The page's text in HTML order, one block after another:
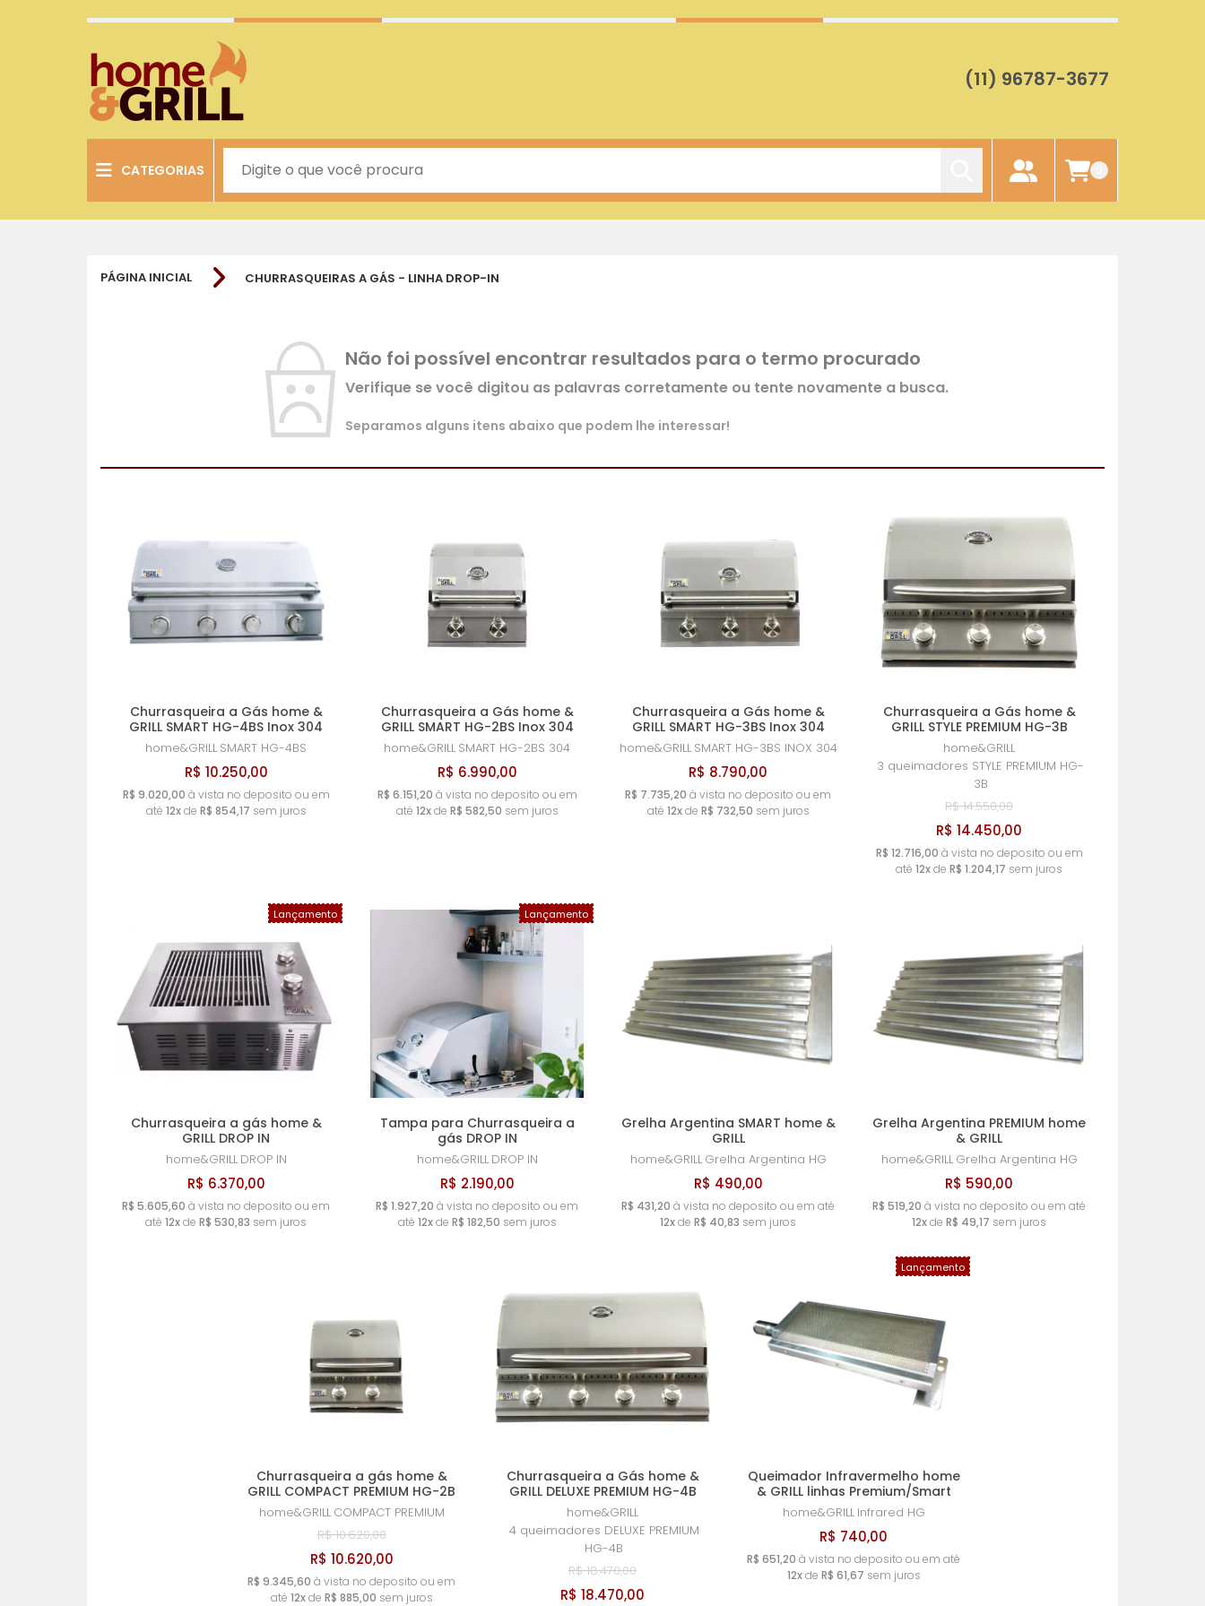
(11) 96787-3677
CATEGORIAS
PÁGINA INICIAL CHURRASQUEIRAS A GÁS - LINHA DROP-IN
Não foi possível encontrar resultados para o termo procurado
Verifique se você digitou as palavras corretamente ou tente novamente a busca.
Separamos alguns itens abaixo que podem lhe interessar!
Churrasqueira a Gás home &
GRILL SMART HG-4BS Inox 304
home&GRILL SMART HG-4BS
R$ 10.250,00
R$ 9.020,00 à vista no deposito ou em
até 12xde R$ 854,17 sem juros
Churrasqueira a Gás home &
GRILL SMART HG-2BS Inox 304
home&GRILL SMART HG-2BS 304
R$ 6.990,00
R$ 6.151,20 à vista no deposito ou em
até 12xde R$ 582,50 sem juros
Churrasqueira a Gás home &
GRILL SMART HG-3BS Inox 304
home&GRILL SMART HG-3BS INOX 304
R$ 8.790,00
R$ 7.735,20 à vista no deposito ou em
até 12xde R$ 732,50 sem juros
Churrasqueira a Gás home &
GRILL STYLE PREMIUM HG-3B
home&GRILL
3 queimadores STYLE PREMIUM HG-
3B
R$ 14.550,00
R$ 14.450,00
R$ 12.716,00 à vista no deposito ou em
até 12xde R$ 1.204,17 sem juros
Lançamento
Churrasqueira a gás home &
GRILL DROP IN
home&GRILL DROP IN
R$ 6.370,00
R$ 5.605,60 à vista no deposito ou em
até 12xde R$ 530,83 sem juros
Lançamento
Tampa para Churrasqueira a
gás DROP IN
home&GRILL DROP IN
R$ 2.190,00
R$ 1.927,20 à vista no deposito ou em
até 12xde R$ 182,50 sem juros
Grelha Argentina SMART home &
GRILL
home&GRILL Grelha Argentina HG
R$ 490,00
R$ 431,20 à vista no deposito ou em até
12xde R$ 40,83 sem juros
Grelha Argentina PREMIUM home
& GRILL
home&GRILL Grelha Argentina HG
R$ 590,00
R$ 519,20 à vista no deposito ou em até
12xde R$ 49,17 sem juros
Churrasqueira a gás home &
GRILL COMPACT PREMIUM HG-2B
home&GRILL COMPACT PREMIUM
R$ 10.620,00
R$ 10.620,00
R$ 9.345,60 à vista no deposito ou em
até 12xde R$ 885,00 sem juros
Churrasqueira a Gás home &
GRILL DELUXE PREMIUM HG-4B
home&GRILL
4 queimadores DELUXE PREMIUM
HG-4B
R$ 18.470,00
R$ 18.470,00
Lançamento
Queimador Infravermelho home
& GRILL linhas Premium/Smart
home&GRILL Infrared HG
R$ 740,00
R$ 651,20 à vista no deposito ou em até
12xde R$ 61,67 sem juros